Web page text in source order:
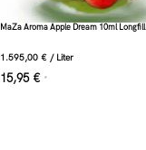
MaZa Aroma Apple Dream 10ml Longfill
1.595,00 € / Liter
15,95 € *